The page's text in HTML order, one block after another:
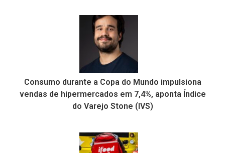
Consumo durante a Copa do Mundo impulsiona
vendas de hipermercados em 7,4%, aponta Índice
do Varejo Stone (IVS)